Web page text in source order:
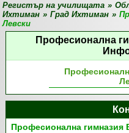
Регистър на училищата »
Ихтиман » Град Ихтиман »
Левски
Професионална
Професионална гимназия